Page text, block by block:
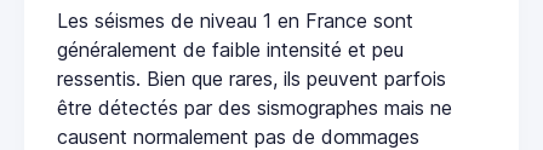
Les séismes de niveau 1 en France sont
généralement de faible intensité et peu
ressentis. Bien que rares, ils peuvent parfois
être détectés par des sismographes mais ne
causent normalement pas de dommages